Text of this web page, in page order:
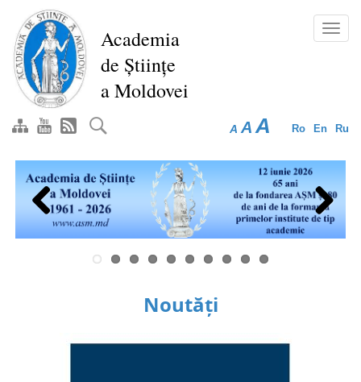
conţinutul
principal
Academia
de Științe
a Moldovei
Ro En Ru
A A A
Previous Next
Noutăți